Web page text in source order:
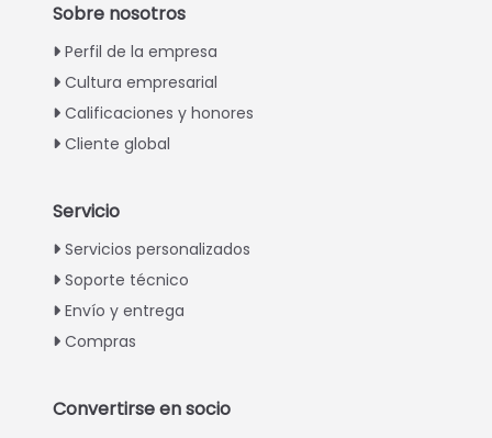
Sobre nosotros
Perfil de la empresa
Cultura empresarial
Calificaciones y honores
Cliente global
Servicio
Servicios personalizados
Soporte técnico
Envío y entrega
Compras
Convertirse en socio
Swahili
Urdu
Greek
Italian